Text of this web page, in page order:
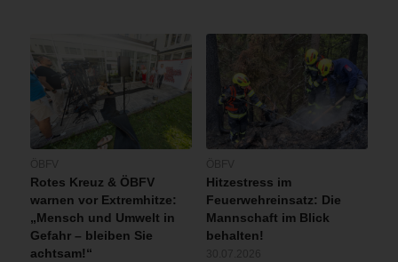
Rotes Kreuz & ÖBFV
warnen vor Extremhitze:
„Mensch und Umwelt in
Gefahr – bleiben Sie
achtsam!“
Hitzestress im
Feuerwehreinsatz: Die
Mannschaft im Blick
behalten!